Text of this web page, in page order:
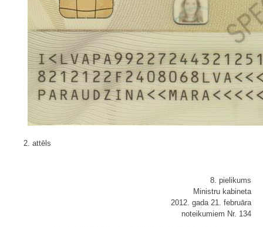
2. attēls
8. pielikums
Ministru kabineta
2012. gada 21. februāra
noteikumiem Nr. 134